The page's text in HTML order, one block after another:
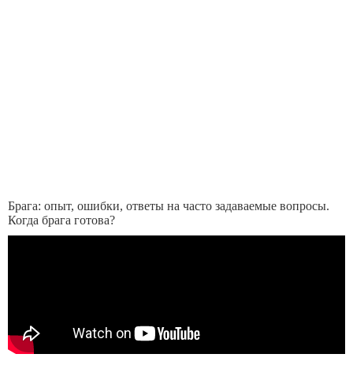
Брага: опыт, ошибки, ответы на часто задаваемые вопросы.
Когда брага готова?